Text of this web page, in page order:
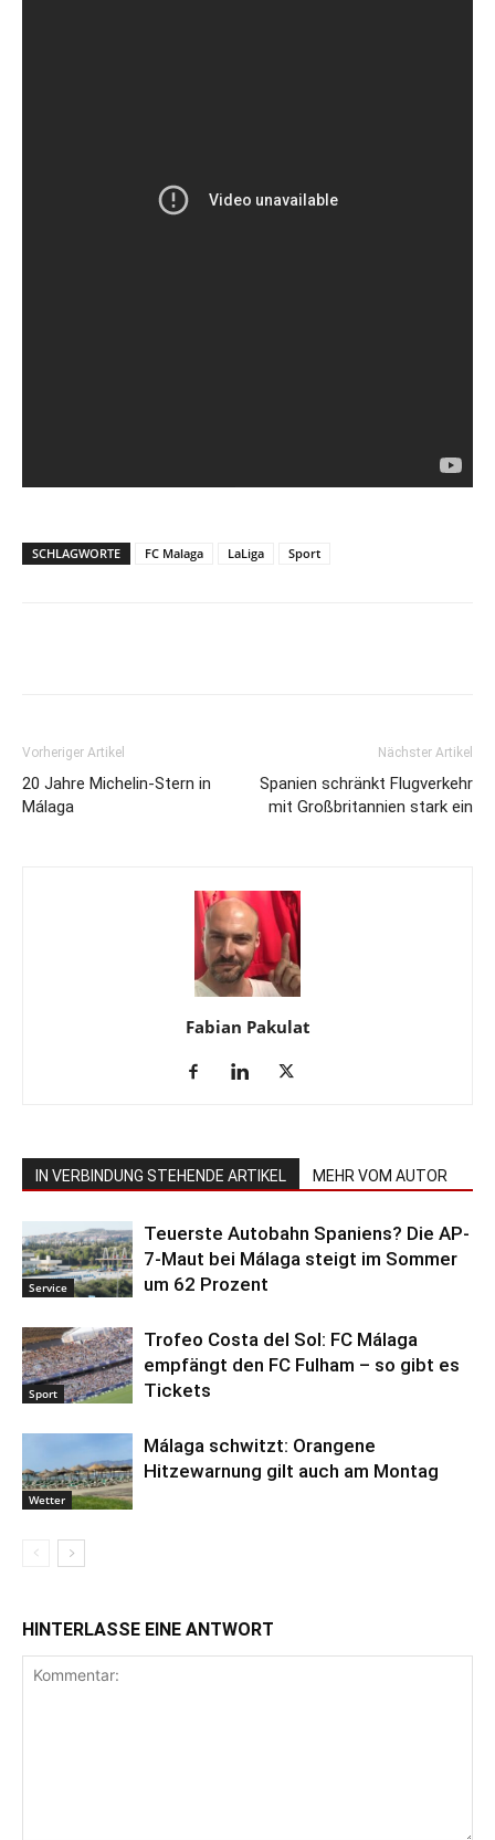
SCHLAGWORTE FC Malaga LaLiga Sport
Vorheriger Artikel
20 Jahre Michelin-Stern in
Málaga
Nächster Artikel
Spanien schränkt Flugverkehr
mit Großbritannien stark ein
Fabian Pakulat
IN VERBINDUNG STEHENDE ARTIKEL MEHR VOM AUTOR
Service
Teuerste Autobahn Spaniens? Die AP-
7-Maut bei Málaga steigt im Sommer
um 62 Prozent
Sport
Trofeo Costa del Sol: FC Málaga
empfängt den FC Fulham – so gibt es
Tickets
Wetter
Málaga schwitzt: Orangene
Hitzewarnung gilt auch am Montag
HINTERLASSE EINE ANTWORT